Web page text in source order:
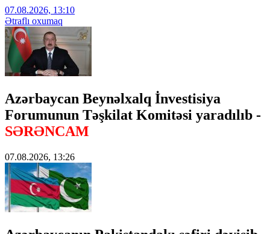
07.08.2026, 13:10
Ətraflı oxumaq
Azərbaycan Beynəlxalq İnvestisiya
Forumunun Təşkilat Komitəsi yaradılıb -
SƏRƏNCAM
07.08.2026, 13:26